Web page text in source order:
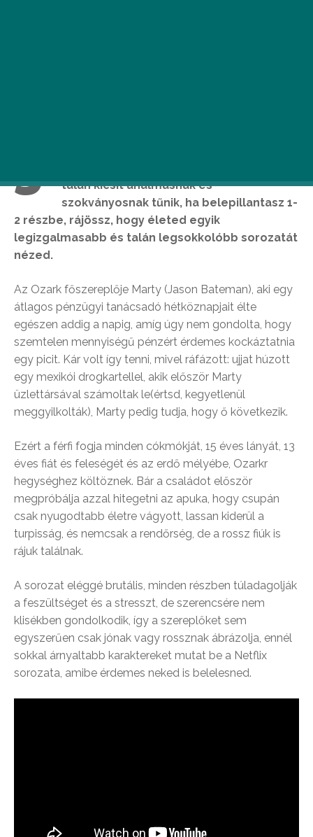
J
talán kicsit unalmasnak és
szokványosnak tűnik, ha belepillantasz 1-
2 részbe, rájössz, hogy életed egyik
legizgalmasabb és talán legsokkolóbb sorozatát
nézed.
Az Ozark főszereplője Marty (Jason Bateman), aki egy
átlagos pénzügyi tanácsadó hétköznapjait élte
egészen addig a napig, amíg úgy nem gondolta, hogy
szemtelen mennyiségű pénzért érdemes kockáztatnia
egy picit. Kár volt így tenni, mivel ráfázott: ujjat húzott
egy mexikói drogkartellel, akik először Marty
üzlettársával számoltak le(értsd, kegyetlenül
meggyilkolták), Marty pedig tudja, hogy ő következik.
Ezért a férfi fogja minden cókmókját, 15 éves lányát, 13
éves fiát és feleségét és az erdő mélyébe, Ozarkr
hegységhez költöznek. Bár a családot először
megpróbálja azzal hitegetni az apuka, hogy csupán
csak nyugodtabb életre vágyott, lassan kiderül a
turpisság, és nemcsak a rendőrség, de a rossz fiúk is
rájuk találnak.
A sorozat eléggé brutális, minden részben túladagolják
a feszültséget és a stresszt, de szerencsére nem
klisékben gondolkodik, így a szereplőket sem
egyszerűen csak jónak vagy rossznak ábrázolja, ennél
sokkal árnyaltabb karaktereket mutat be a Netflix
sorozata, amibe érdemes neked is belelesned.